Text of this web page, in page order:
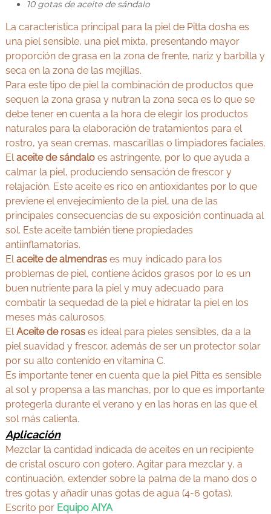
10 gotas de aceite de sándalo
La característica principal para la piel de Pitta dosha es
una piel sensible, una piel mixta, presentando mayor
proporción de grasa en la zona de frente, nariz y barbilla y
seca en la zona de las mejillas.
Para este tipo de piel la combinación de productos que
sequen la zona grasa y nutran la zona seca es lo que se
debe tener en cuenta a la hora de elegir los productos
naturales para la elaboración de tratamientos para el
rostro, ya sean cremas, mascarillas o limpiadores faciales.
El aceite de sándalo es astringente, por lo que ayuda a
calmar la piel, produciendo sensación de frescor y
relajación. Este aceite es rico en antioxidantes por lo que
previene el envejecimiento de la piel, una de las
principales consecuencias de su exposición continuada al
sol. Este aceite también tiene propiedades
antiinflamatorias.
El aceite de almendras es muy indicado para los
problemas de piel, contiene ácidos grasos por lo es un
buen nutriente para la piel y muy adecuado para
combatir la sequedad de la piel e hidratar la piel en los
meses más calurosos.
El Aceite de rosas es ideal para pieles sensibles, da a la
piel suavidad y frescor, además de ser un protector solar
por su alto contenido en vitamina C.
Es importante tener en cuenta que la piel Pitta es sensible
al sol y propensa a las manchas, por lo que es importante
protegerla durante el verano y en las horas en las que el
sol más calienta.
Aplicación
Mezclar la cantidad indicada de aceites en un recipiente
de cristal oscuro con gotero. Agitar para mezclar y, a
continuación, extender sobre la palma de la mano dos o
tres gotas y añadir unas gotas de agua (4-6 gotas).
Escrito por Equipo AIYA